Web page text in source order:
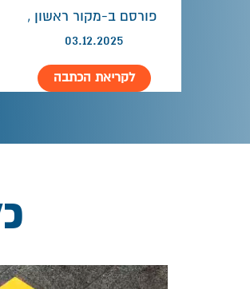
פורסם ב-מקור ראשון ,
03.12.2025
לקריאת הכתבה